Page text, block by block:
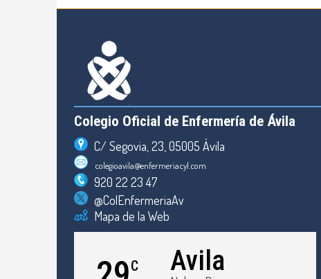
Colegio Oficial de Enfermería de Ávila
C/ Segovia, 23, 05005 Ávila
colegioavila@enfermeriacyl.com
920 22 23 47
@ColEnfermeriaAv
Mapa de la Web
C Avila